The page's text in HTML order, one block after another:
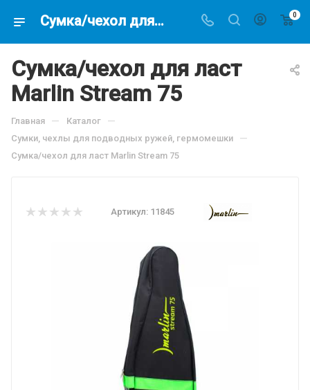
Сумка/чехол для ласт Marlin Stream 75, по цене 1923.9 руб, купить в интернет-магазине подводной охоты Водолаз.РФ в Москве. - 0
Сумка/чехол для ласт
Marlin Stream 75
Главная — Каталог —
Сумки, чехлы для подводных ружей, гермомешки —
Сумка/чехол для ласт Marlin Stream 75
Артикул: 11845